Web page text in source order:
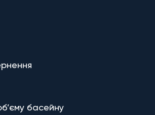
басейну